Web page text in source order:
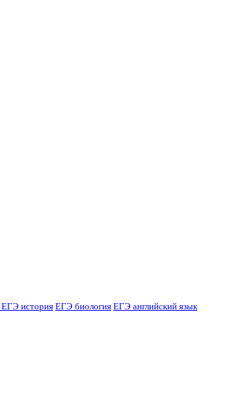
ЕГЭ история ЕГЭ биология ЕГЭ английский язык